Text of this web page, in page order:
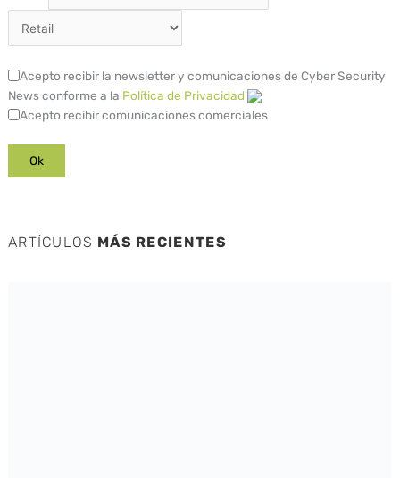
Acepto recibir la newsletter y comunicaciones de Cyber Security
News conforme a la Política de Privacidad
Acepto recibir comunicaciones comerciales
ARTÍCULOS MÁS RECIENTES